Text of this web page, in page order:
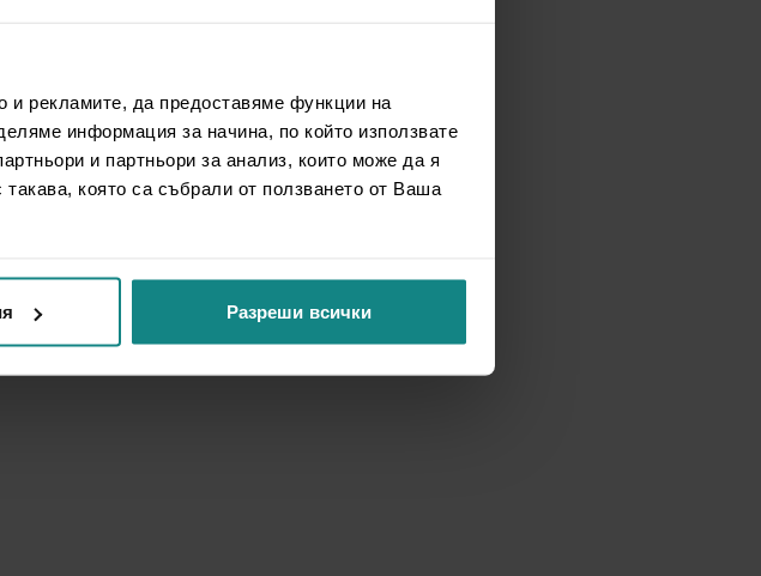
и рекламите, да предоставяме функции на
информация за начина, по който използвате
и партньори за анализ, които може да я
която са събрали от ползването от Ваша
Разреши всички